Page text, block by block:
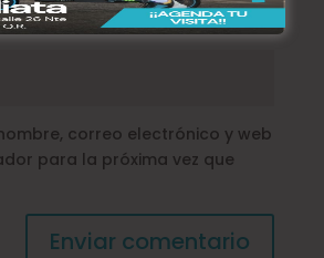
correo electrónico y web
para la próxima vez que